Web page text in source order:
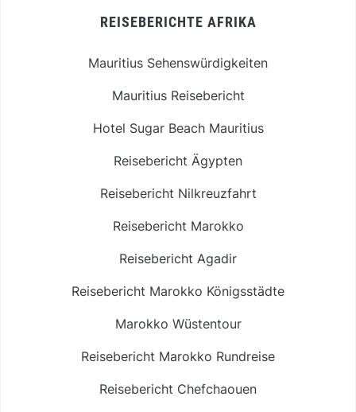
REISEBERICHTE AFRIKA
Mauritius Sehenswürdigkeiten
Mauritius Reisebericht
Hotel Sugar Beach Mauritius
Reisebericht Ägypten
Reisebericht Nilkreuzfahrt
Reisebericht Marokko
Reisebericht Agadir
Reisebericht Marokko Königsstädte
Marokko Wüstentour
Reisebericht Marokko Rundreise
Reisebericht Chefchaouen